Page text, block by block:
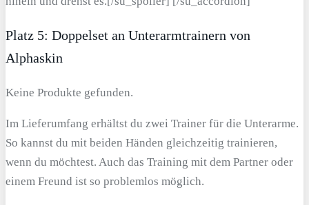
Platz 5: Doppelset an Unterarmtrainern von
Alphaskin
Keine Produkte gefunden.
Im Lieferumfang erhältst du zwei Trainer für die Unterarme.
So kannst du mit beiden Händen gleichzeitig trainieren,
wenn du möchtest. Auch das Training mit dem Partner oder
einem Freund ist so problemlos möglich.